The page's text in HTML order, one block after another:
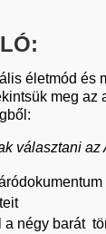
életmód és
meg
választani
a négy barát